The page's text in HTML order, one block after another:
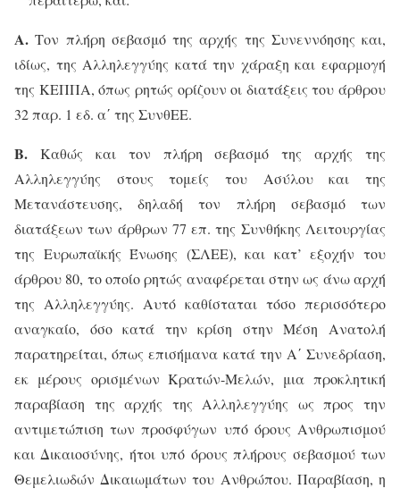
Α.Τον πλήρη σεβασμό της αρχής της Συνεννόησης και,
ιδίως, της Αλληλεγγύης κατά την χάραξη και εφαρμογή
της ΚΕΠΠΑ, όπως ρητώς ορίζουν οι διατάξεις του άρθρου
32 παρ. 1 εδ. α΄ της ΣυνθΕΕ.
Β. Καθώς και τον πλήρη σεβασμό της αρχής της
Αλληλεγγύης στους τομείς του Ασύλου και της
Μετανάστευσης, δηλαδή τον πλήρη σεβασμό των
διατάξεων των άρθρων 77 επ. της Συνθήκης Λειτουργίας
της Ευρωπαϊκής Ένωσης (ΣΛΕΕ), και κατ’ εξοχήν του
άρθρου 80, το οποίο ρητώς αναφέρεται στην ως άνω αρχή
της Αλληλεγγύης. Αυτό καθίσταται τόσο περισσότερο
αναγκαίο, όσο κατά την κρίση στην Μέση Ανατολή
παρατηρείται, όπως επισήμανα κατά την Α΄ Συνεδρίαση,
εκ μέρους ορισμένων Κρατών-Μελών, μια προκλητική
παραβίαση της αρχής της Αλληλεγγύης ως προς την
αντιμετώπιση των προσφύγων υπό όρους Ανθρωπισμού
και Δικαιοσύνης, ήτοι υπό όρους πλήρους σεβασμού των
Θεμελιωδών Δικαιωμάτων του Ανθρώπου. Παραβίαση, η